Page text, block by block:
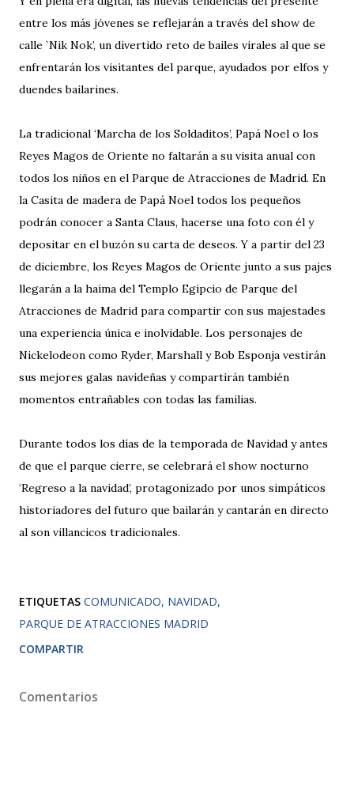
entre los más jóvenes se reflejarán a través del show de
calle `Nik Nok’, un divertido reto de bailes virales al que se
enfrentarán los visitantes del parque, ayudados por elfos y
duendes bailarines.
La tradicional ‘Marcha de los Soldaditos’, Papá Noel o los
Reyes Magos de Oriente no faltarán a su visita anual con
todos los niños en el Parque de Atracciones de Madrid. En
la Casita de madera de Papá Noel todos los pequeños
podrán conocer a Santa Claus, hacerse una foto con él y
depositar en el buzón su carta de deseos. Y a partir del 23
de diciembre, los Reyes Magos de Oriente junto a sus pajes
llegarán a la haima del Templo Egipcio de Parque del
Atracciones de Madrid para compartir con sus majestades
una experiencia única e inolvidable. Los personajes de
Nickelodeon como Ryder, Marshall y Bob Esponja vestirán
sus mejores galas navideñas y compartirán también
momentos entrañables con todas las familias.
Durante todos los días de la temporada de Navidad y antes
de que el parque cierre, se celebrará el show nocturno
‘Regreso a la navidad’, protagonizado por unos simpáticos
historiadores del futuro que bailarán y cantarán en directo
al son villancicos tradicionales.
ETIQUETAS COMUNICADO NAVIDAD
PARQUE DE ATRACCIONES MADRID
COMPARTIR
Comentarios